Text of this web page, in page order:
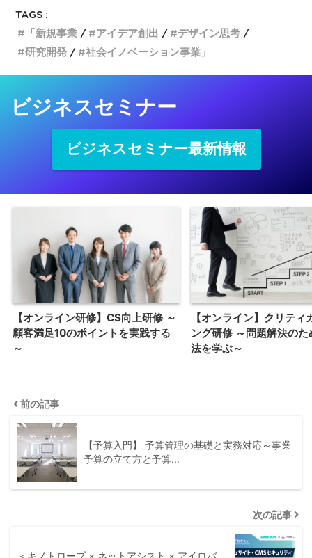
TAGS :
「新規事業
アイデア創出
デザイン思考
研究開発
社会イノベーション事業」
ビジネスセミナー
ビジネスセミナー最新情報
【オンライン研修】CS向上研修 ～
顧客満足10のポイントを実践する
～
【オンライン】クリティ
ング研修 ～問題解決のた
法を学ぶ～
前の記事
【予算入門】 予算管理の基礎と実務対応～事業
予算の立て方と予算…
次の記事
＜キノトロープ × ネットアシスト × アイロバ